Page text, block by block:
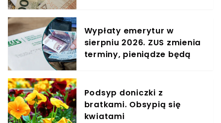
Wypłaty emerytur w
sierpniu 2026. ZUS zmienia
terminy, pieniądze będą
Podsyp doniczki z
bratkami. Obsypią się
kwiatami